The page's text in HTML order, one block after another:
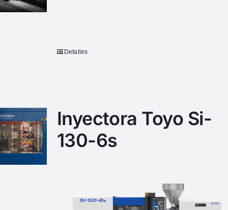
Detalles
Inyectora Toyo Si-
130-6s